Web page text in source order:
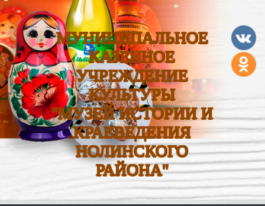
МУНИЦИПАЛЬНОЕ
КАЗЕННОЕ
УЧРЕЖДЕНИЕ
КУЛЬТУРЫ
"МУЗЕЙ ИСТОРИИ И
КРАЕВЕДЕНИЯ
НОЛИНСКОГО
РАЙОНА"